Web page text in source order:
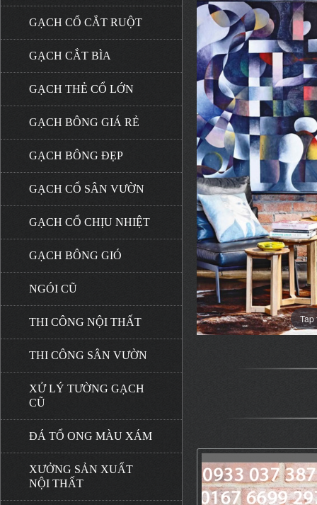
GẠCH CỔ CẮT RUỘT
GẠCH CẮT BÌA
GẠCH THẺ CỔ LỚN
GẠCH BÔNG GIÁ RẺ
GẠCH BÔNG ĐẸP
GẠCH CỔ SÂN VƯỜN
GẠCH CỔ CHỊU NHIỆT
GẠCH BÔNG GIÓ
NGÓI CŨ
THI CÔNG NỘI THẤT
THI CÔNG SÂN VƯỜN
XỬ LÝ TƯỜNG GẠCH
CŨ
ĐÁ TỔ ONG MÀU XÁM
XƯỞNG SẢN XUẤT
NỘI THẤT
Tap